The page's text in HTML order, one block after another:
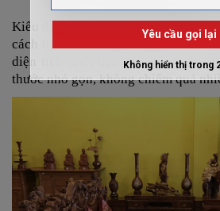
Kiểu dáng sa lông gỗ phòng khách
cách thiết kế nội thất chung. Nếu
diện tích nhỏ, bạn nên lựa chọn
thước nhỏ gọn, không chiếm quá